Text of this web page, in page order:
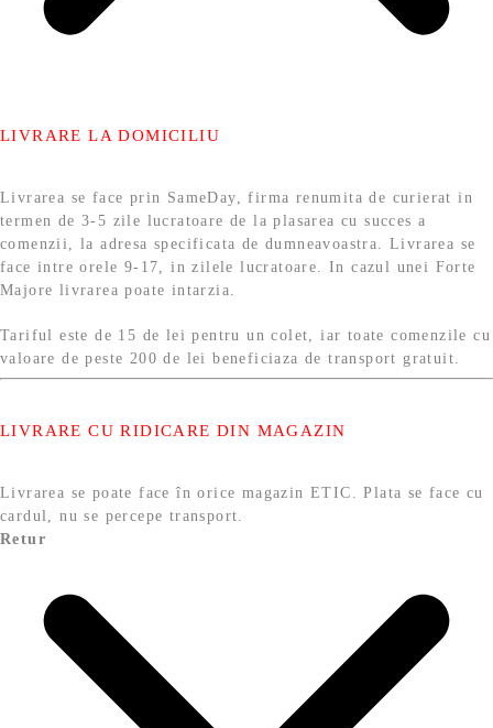
LIVRARE LA DOMICILIU
Livrarea se face prin SameDay, firma renumita de curierat in
termen de 3-5 zile lucratoare de la plasarea cu succes a
comenzii, la adresa specificata de dumneavoastra. Livrarea se
face intre orele 9-17, in zilele lucratoare. In cazul unei Forte
Majore livrarea poate intarzia.
Tariful este de 15 de lei pentru un colet, iar toate comenzile cu
valoare de peste 200 de lei beneficiaza de transport gratuit.
LIVRARE CU RIDICARE DIN MAGAZIN
Livrarea se poate face în orice magazin ETIC. Plata se face cu
cardul, nu se percepe transport.
Retur